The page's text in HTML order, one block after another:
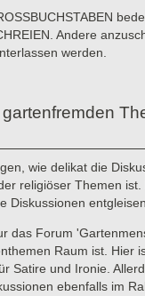
Andere
werden.
wie delikat die
religiöser Themen
Diskussionen entgleisen.
das Forum
Raum ist. Hier
Satire und Ironie.
ebenfalls im